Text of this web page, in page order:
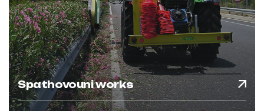
Spathovouni works